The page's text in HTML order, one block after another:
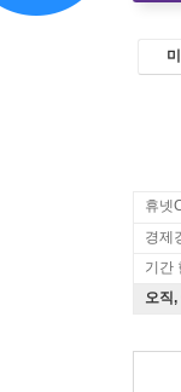
휴넷
경제
기간
오직